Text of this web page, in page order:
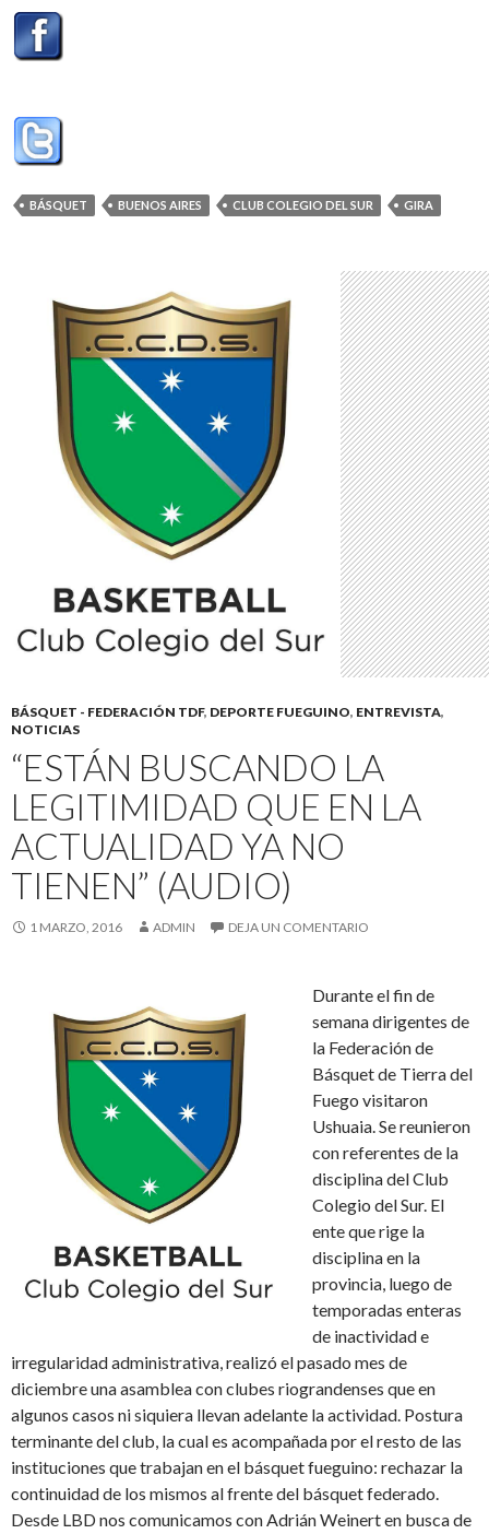
BÁSQUET BUENOS AIRES CLUB COLEGIO DEL SUR GIRA
BÁSQUET - FEDERACIÓN TDF, DEPORTE FUEGUINO, ENTREVISTA,
NOTICIAS
“ESTÁN BUSCANDO LA
LEGITIMIDAD QUE EN LA
ACTUALIDAD YA NO
TIENEN” (AUDIO)
1 MARZO, 2016 ADMIN DEJA UN COMENTARIO
Durante el fin de
semana dirigentes de
la Federación de
Básquet de Tierra del
Fuego visitaron
Ushuaia. Se reunieron
con referentes de la
disciplina del Club
Colegio del Sur. El
ente que rige la
disciplina en la
provincia, luego de
temporadas enteras
de inactividad e
irregularidad administrativa, realizó el pasado mes de
diciembre una asamblea con clubes riograndenses que en
algunos casos ni siquiera llevan adelante la actividad. Postura
terminante del club, la cual es acompañada por el resto de las
instituciones que trabajan en el básquet fueguino: rechazar la
continuidad de los mismos al frente del básquet federado.
Desde LBD nos comunicamos con Adrián Weinert en busca de